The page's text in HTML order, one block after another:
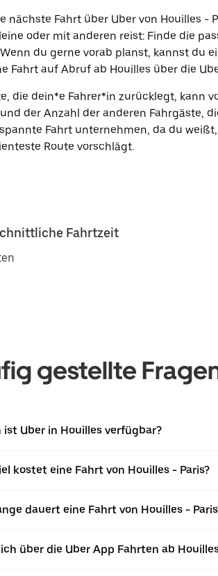
nächste Fahrt über Uber von Houilles -
oder mit anderen reist: Finde die
du gerne vorab planst, kannst du
Fahrt auf Abruf ab Houilles über die
die dein*e Fahrer*in zurücklegt, kann
der Anzahl der anderen Fahrgäste,
Fahrt unternehmen, da du
Route vorschlägt.
Fahrtzeit
gestellte
ist Uber in Houilles verfügbar?
kostet eine Fahrt von Houilles - Paris?
dauert eine Fahrt von Houilles -
über die Uber App Fahrten ab